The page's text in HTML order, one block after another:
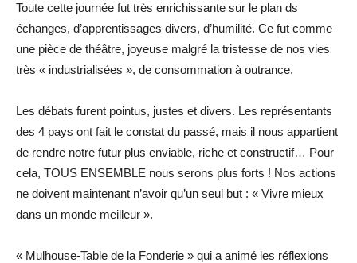
Toute cette journée fut très enrichissante sur le plan ds
échanges, d’apprentissages divers, d’humilité. Ce fut comme
une pièce de théâtre, joyeuse malgré la tristesse de nos vies
très « industrialisées », de consommation à outrance.
Les débats furent pointus, justes et divers. Les représentants
des 4 pays ont fait le constat du passé, mais il nous appartient
de rendre notre futur plus enviable, riche et constructif… Pour
cela, TOUS ENSEMBLE nous serons plus forts ! Nos actions
ne doivent maintenant n’avoir qu’un seul but : « Vivre mieux
dans un monde meilleur ».
« Mulhouse-Table de la Fonderie » qui a animé les réflexions